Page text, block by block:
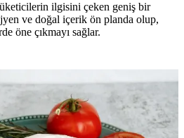
ilgisini çeken geniş bir
ve doğal içerik ön planda olup,
öne çıkmayı sağlar.